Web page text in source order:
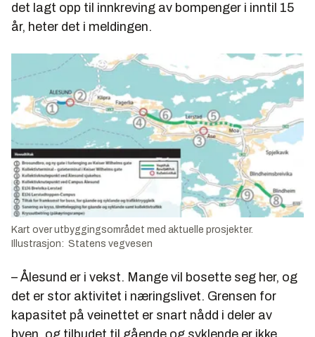
det lagt opp til innkreving av bompenger i inntil 15
år, heter det i meldingen.
Kart over utbyggingsområdet med aktuelle prosjekter.
Illustrasjon: Statens vegvesen
– Ålesund er i vekst. Mange vil bosette seg her, og
det er stor aktivitet i næringslivet. Grensen for
kapasitet på veinettet er snart nådd i deler av